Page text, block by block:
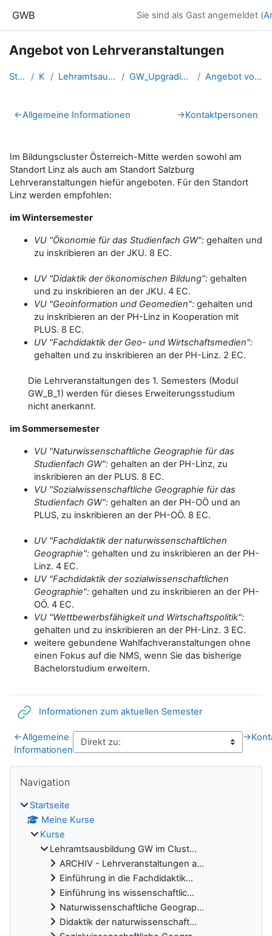
GWB Sie sind als Gast angemeldet (
Angebot von Lehrveranstaltungen
Startseite Kurse Lehramtsausbildung GW im Clust... GW_UpgradingNMS_AllgemeineInfo... Angebot von Lehrveranstaltungen
Abschnittsübersicht
←Allgemeine Informationen →Kontaktpersonen
Im Bildungscluster Österreich-Mitte werden sowohl am
Standort Linz als auch am Standort Salzburg
Lehrveranstaltungen hiefür angeboten. Für den Standort
Linz werden empfohlen:
im Wintersemester
VU "Ökonomie für das Studienfach GW": gehalten und
zu inskribieren an der JKU. 8 EC.
UV "Didaktik der ökonomischen Bildung": gehalten
und zu inskribieren an der JKU. 4 EC.
VU "Geoinformation und Geomedien": gehalten und
zu inskribieren an der PH-Linz in Kooperation mit
PLUS. 8 EC.
UV "Fachdidaktik der Geo- und Wirtschaftsmedien":
gehalten und zu inskribieren an der PH-Linz. 2 EC.
Die Lehrveranstaltungen des 1. Semesters (Modul
GW_B_1) werden für dieses Erweiterungsstudium
nicht anerkannt.
im Sommersemester
VU "Naturwissenschaftliche Geographie für das
Studienfach GW": gehalten an der PH-Linz, zu
inskribieren an der PLUS. 8 EC.
VU "Sozialwissenschaftliche Geographie für das
Studienfach GW": gehalten an der PH-OÖ und an
PLUS, zu inskribieren an der PH-OÖ. 8 EC.
UV "Fachdidaktik der naturwissenschaftlichen
Geographie": gehalten und zu inskribieren an der PH-
Linz. 4 EC.
UV "Fachdidaktik der sozialwissenschaftlichen
Geographie": gehalten und zu inskribieren an der PH-
OÖ. 4 EC.
VU "Wettbewerbsfähigkeit und Wirtschaftspolitik":
gehalten und zu inskribieren an der PH-Linz. 3 EC.
weitere gebundene Wahlfachveranstaltungen ohne
einen Fokus auf die NMS, wenn Sie das bisherige
Bachelorstudium erweitern.
Informationen zum aktuellen SemesterLink/URL
←Allgemeine
Informationen
→
Navigation
Startseite
Meine Kurse
Kurse
Lehramtsausbildung GW im Clust...
ARCHIV - Lehrveranstaltungen a...
Einführung in die Fachdidaktik...
Einführung ins wissenschaftlic...
Naturwissenschaftliche Geograp...
Didaktik der naturwissenschaft...